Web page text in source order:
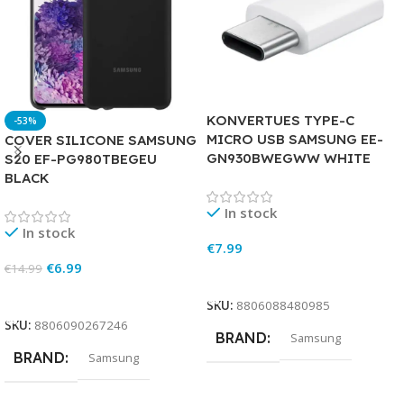
-53%
COVER SILICONE SAMSUNG
S20 EF-PG980TBEGEU
BLACK
In stock
€14.99 €6.99
SKU: 8806090267246
BRAND Samsung
KONVERTUES TYPE-C
MICRO USB SAMSUNG EE-
GN930BWEGWW WHITE
In stock
€7.99
SKU: 8806088480985
BRAND Samsung